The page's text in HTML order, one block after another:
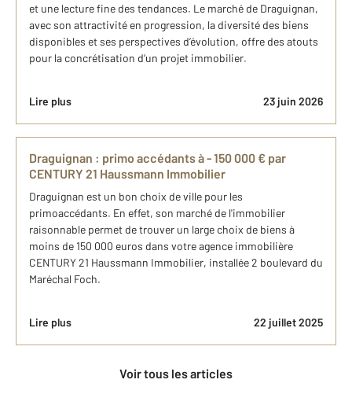
et une lecture fine des tendances. Le marché de Draguignan,
avec son attractivité en progression, la diversité des biens
disponibles et ses perspectives d’évolution, offre des atouts
pour la concrétisation d’un projet immobilier.
Lire plus 23 juin 2026
Draguignan : primo accédants à - 150 000 € par
CENTURY 21 Haussmann Immobilier
Draguignan est un bon choix de ville pour les
primoaccédants. En effet, son marché de l'immobilier
raisonnable permet de trouver un large choix de biens à
moins de 150 000 euros dans votre agence immobilière
CENTURY 21 Haussmann Immobilier, installée 2 boulevard du
Maréchal Foch.
Lire plus 22 juillet 2025
Voir tous les articles